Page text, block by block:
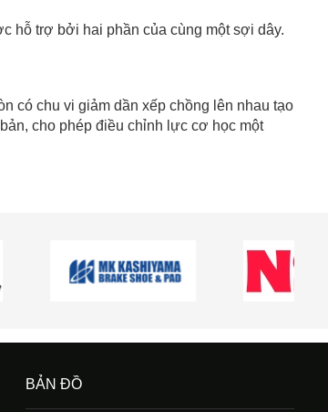
hỗ trợ bởi hai phần của cùng một sợi dây.
có chu vi giảm dần xếp chồng lên nhau tạo
cho phép điều chỉnh lực cơ học một
BẢN ĐỒ